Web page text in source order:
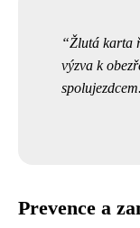
Žlutá karta
výzva k
spolujezdcem.
Prevence a